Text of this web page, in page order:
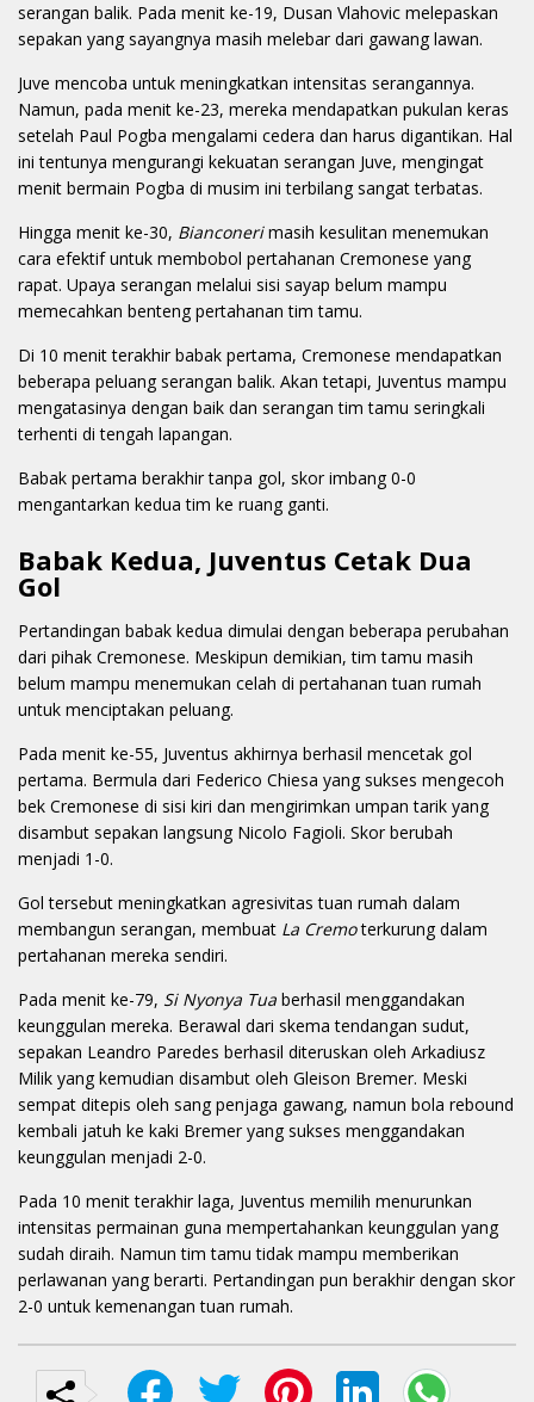
serangan balik. Pada menit ke-19, Dusan Vlahovic melepaskan
sepakan yang sayangnya masih melebar dari gawang lawan.
Juve mencoba untuk meningkatkan intensitas serangannya.
Namun, pada menit ke-23, mereka mendapatkan pukulan keras
setelah Paul Pogba mengalami cedera dan harus digantikan. Hal
ini tentunya mengurangi kekuatan serangan Juve, mengingat
menit bermain Pogba di musim ini terbilang sangat terbatas.
Hingga menit ke-30, Bianconerimasih kesulitan menemukan
cara efektif untuk membobol pertahanan Cremonese yang
rapat. Upaya serangan melalui sisi sayap belum mampu
memecahkan benteng pertahanan tim tamu.
Di 10 menit terakhir babak pertama, Cremonese mendapatkan
beberapa peluang serangan balik. Akan tetapi, Juventus mampu
mengatasinya dengan baik dan serangan tim tamu seringkali
terhenti di tengah lapangan.
Babak pertama berakhir tanpa gol, skor imbang 0-0
mengantarkan kedua tim ke ruang ganti.
Babak Kedua, Juventus Cetak Dua
Gol
Pertandingan babak kedua dimulai dengan beberapa perubahan
dari pihak Cremonese. Meskipun demikian, tim tamu masih
belum mampu menemukan celah di pertahanan tuan rumah
untuk menciptakan peluang.
Pada menit ke-55, Juventus akhirnya berhasil mencetak gol
pertama. Bermula dari Federico Chiesa yang sukses mengecoh
bek Cremonese di sisi kiri dan mengirimkan umpan tarik yang
disambut sepakan langsung Nicolo Fagioli. Skor berubah
menjadi 1-0.
Gol tersebut meningkatkan agresivitas tuan rumah dalam
membangun serangan, membuat La Cremoterkurung dalam
pertahanan mereka sendiri.
Pada menit ke-79, Si Nyonya Tua berhasil menggandakan
keunggulan mereka. Berawal dari skema tendangan sudut,
sepakan Leandro Paredes berhasil diteruskan oleh Arkadiusz
Milik yang kemudian disambut oleh Gleison Bremer. Meski
sempat ditepis oleh sang penjaga gawang, namun bola rebound
kembali jatuh ke kaki Bremer yang sukses menggandakan
keunggulan menjadi 2-0.
Pada 10 menit terakhir laga, Juventus memilih menurunkan
intensitas permainan guna mempertahankan keunggulan yang
sudah diraih. Namun tim tamu tidak mampu memberikan
perlawanan yang berarti. Pertandingan pun berakhir dengan skor
2-0 untuk kemenangan tuan rumah.